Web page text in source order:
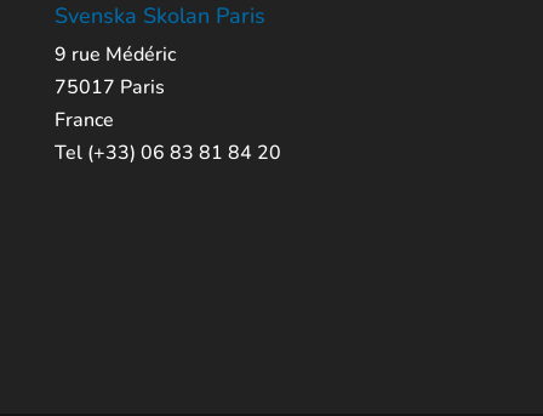
Svenska Skolan Paris
9 rue Médéric
75017 Paris
France
Tel (+33) 06 83 81 84 20